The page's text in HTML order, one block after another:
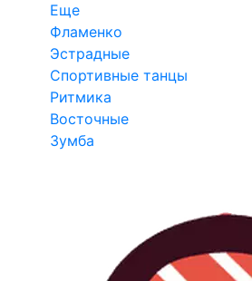
Еще
Фламенко
Эстрадные
Спортивные танцы
Ритмика
Восточные
Зумба